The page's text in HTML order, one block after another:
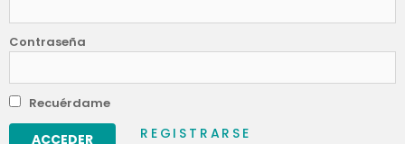
Contraseña
Recuérdame
REGISTRARSE